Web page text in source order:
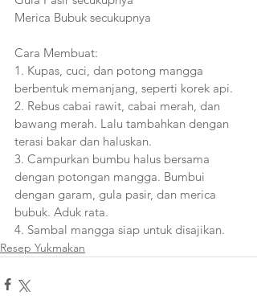
Merica Bubuk secukupnya
Cara Membuat:
1. Kupas, cuci, dan potong mangga
berbentuk memanjang, seperti korek api.
2. Rebus cabai rawit, cabai merah, dan
bawang merah. Lalu tambahkan dengan
terasi bakar dan haluskan.
3. Campurkan bumbu halus bersama
dengan potongan mangga. Bumbui
dengan garam, gula pasir, dan merica
bubuk. Aduk rata.
4. Sambal mangga siap untuk disajikan.
Resep Yukmakan